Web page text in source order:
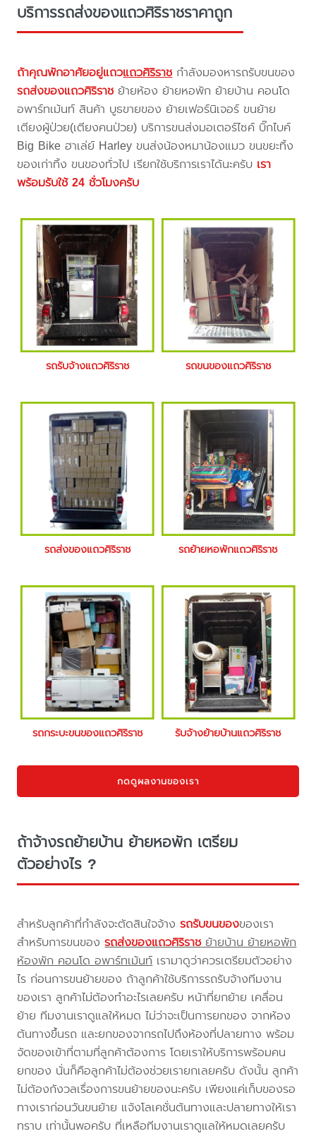
บริการรถส่งของแถวศิริราชราคาถูก
ถ้าคุณพักอาศัยอยู่แถวแถวศิริราช กำลังมองหารถรับขนของ
รถส่งของแถวศิริราช ย้ายห้อง ย้ายหอพัก ย้ายบ้าน คอนโด
อพาร์ทเม้นท์ สินค้า บูธขายของ ย้ายเฟอร์นิเจอร์ ขนย้าย
เตียงผู้ป่วย(เตียงคนป่วย) บริการขนส่งมอเตอร์ไซค์ บิ๊กไบค์
Big Bike ฮาเล่ย์ Harley ขนส่งน้องหมาน้องแมว ขนขยะทิ้ง
ของเก่าทิ้ง ขนของทั่วไป เรียกใช้บริการเราได้นะครับ เรา
พร้อมรับใช้ 24 ชั่วโมงครับ
รถรับจ้างแถวศิริราช รถขนของแถวศิริราช
รถส่งของแถวศิริราช รถย้ายหอพักแถวศิริราช
รถกระบะขนของแถวศิริราช รับจ้างย้ายบ้านแถวศิริราช
กดดูผลงานของเรา
ถ้าจ้างรถย้ายบ้าน ย้ายหอพัก เตรียม
ตัวอย่างไร ?
สำหรับลูกค้าที่กำลังจะตัดสินใจจ้างรถรับขนของของเรา
สำหรับการขนของรถส่งของแถวศิริราชย้ายบ้าน ย้ายหอพัก
ห้องพัก คอนโด อพาร์ทเม้นท์เรามาดูว่าควรเตรียมตัวอย่าง
ไร ก่อนการขนย้ายของ ถ้าลูกค้าใช้บริการรถรับจ้างทีมงาน
ของเรา ลูกค้าไม่ต้องทำอะไรเลยครับ หน้าที่ยกย้าย เคลื่อน
ย้าย ทีมงานเราดูแลให้หมด ไม่ว่าจะเป็นการยกของ จากห้อง
ต้นทางขึ้นรถ และยกของจากรถไปถึงห้องที่ปลายทาง พร้อม
จัดของเข้าที่ตามที่ลูกค้าต้องการ โดยเราให้บริการพร้อมคน
ยกของ นั่นก็คือลูกค้าไม่ต้องช่วยเรายกเลยครับ ดังนั้น ลูกค้า
ไม่ต้องกังวลเรื่องการขนย้ายของนะครับ เพียงแค่เก็บของรอ
ทางเราก่อนวันขนย้าย แจ้งโลเคชั่นต้นทางและปลายทางให้เรา
ทราบ เท่านั้นพอครับ ที่เหลือทีมงานเราดูแลให้หมดเลยครับ